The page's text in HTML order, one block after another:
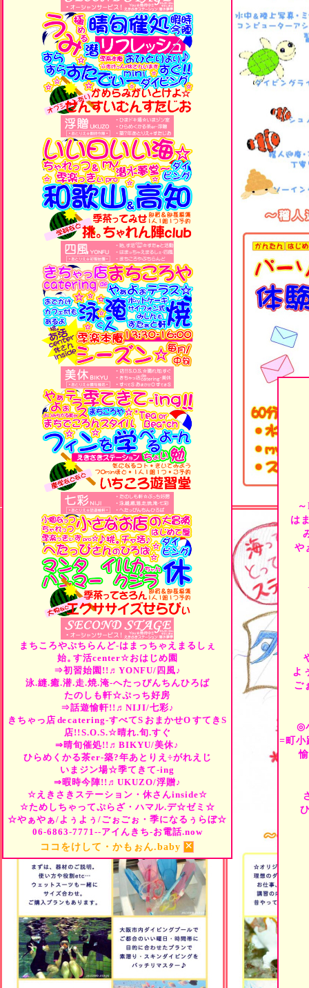
まちころやぷちらんど-はまっちゃえまるしぇ
始。す活center☆おはじめ園
⇒初習始園!!♬YONFU/四風♪
泳.縫.癒.潜.走.焼.淹-へたっぴんちんひろば
たのしも軒☆ぷっち好房
⇒話遊愉軒!!♬NIJI/七彩♪
きちゃっ店 decatering-すべてS おまかせO すてき S
店!! S.O.S.☆晴れ.旬.すぐ
⇒晴旬催処!!♬BIKYU/美休♪
ひらめくかる茶er-築?年あとりえ÷がれえじ
いまジン場☆季てきて-ing
⇒暇時今陣!!♬UKUZO/浮贈♪
☆えきさきステーション・休さんinside☆
☆ためしちゃってぷらざ・ハマル.デ☆ゼミ☆
☆やぁやぁ/よぅよぅ/ごぉごぉ・季になるぅらぼ☆
06-6863-7771--アイんきち-お電話.now
ココをけして・かもぉん.baby ×
は
や
よ
ご
◎
=町小